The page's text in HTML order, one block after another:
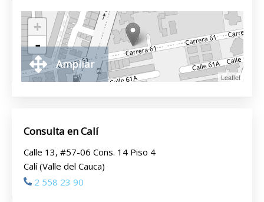
+
-
Leaflet
Ampliar
Consulta en Calí
Calle 13, #57-06 Cons. 14 Piso 4
Calí (Valle del Cauca)
2 558 23 90